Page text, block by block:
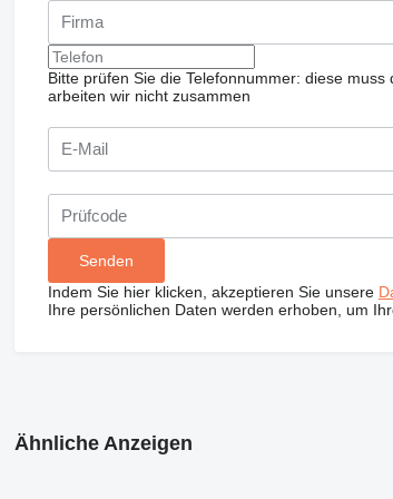
Bitte prüfen Sie die Telefonnummer: diese
arbeiten wir nicht zusammen
Indem Sie hier klicken, akzeptieren Sie unsere
Ihre persönlichen Daten werden erhoben, um
Ähnliche Anzeigen